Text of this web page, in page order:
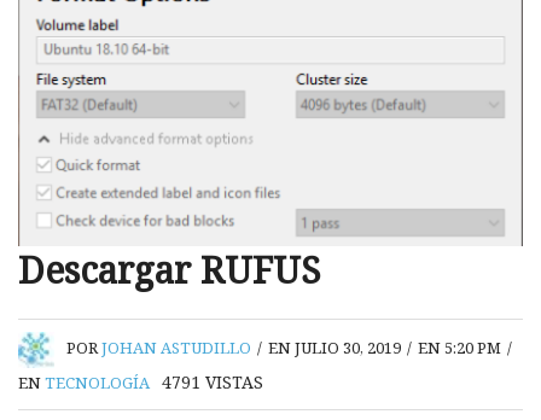
Descargar RUFUS
PORJOHAN ASTUDILLO / EN JULIO 30, 2019 / EN 5:20 PM /
ENTECNOLOGÍA 4791 VISTAS